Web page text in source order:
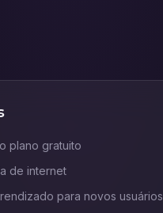
plano gratuito
de internet
para novos usuários